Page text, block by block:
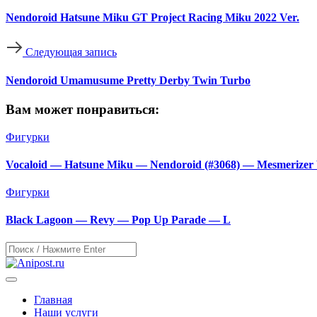
Nendoroid Hatsune Miku GT Project Racing Miku 2022 Ver.
Следующая запись
Nendoroid Umamusume Pretty Derby Twin Turbo
Вам может понравиться:
Фигурки
Vocaloid — Hatsune Miku — Nendoroid (#3068) — Mesmerizer
Фигурки
Black Lagoon — Revy — Pop Up Parade — L
Главная
Наши услуги